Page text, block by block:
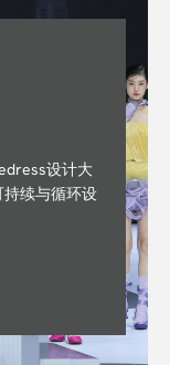
设计大
续与循环设